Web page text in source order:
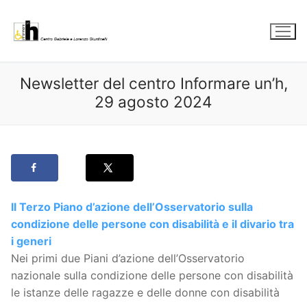
contenuto
Newsletter del centro Informare un’h,
29 agosto 2024
Il Terzo Piano d’azione dell’Osservatorio sulla
condizione delle persone con disabilità e il divario tra
i generi
Nei primi due Piani d’azione dell’Osservatorio
nazionale sulla condizione delle persone con disabilità
le istanze delle ragazze e delle donne con disabilità